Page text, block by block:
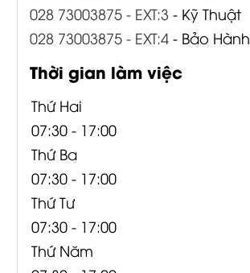
028 73003875 - EXT:3 - Kỹ Thuật
028 73003875 - EXT:4- Bảo Hành
Thời gian làm việc
Thứ Hai
07:30 - 17:00
Thứ Ba
07:30 - 17:00
Thứ Tư
07:30 - 17:00
Thứ Năm